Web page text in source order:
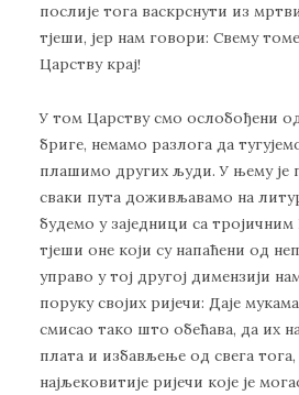
послије тога васкрснути из
тјеши, јер нам говори: Свему
Царству крај!
У том Царству смо ослобођени
бриге, немамо разлога да
плашимо других људи. У њему је
сваки пута доживљавамо на
будемо у заједници са
тјеши оне који су напаћени од
управо у тој другој димензији
поруку својих ријечи: Даје
смисао тако што обећава, да их
плата и избављење од свега тога,
најљековитије ријечи које је